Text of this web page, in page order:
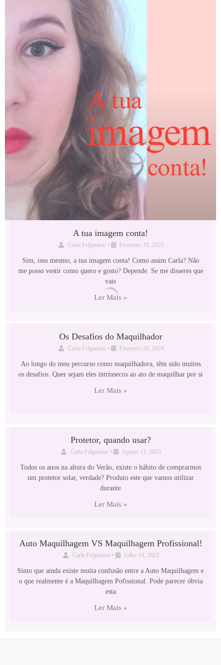
A tua imagem conta!
Carla Felgueiras • Fevereiro 18, 2025
Sim, isso mesmo, a tua imagem conta! Como assim Carla? Não
me posso vestir como quero e gosto? Depende. Se me disseres que
vais
Ler Mais »
Os Desafios do Maquilhador
Carla Felgueiras • Fevereiro 20, 2024
Ao longo do meu percurso como maquilhadora, têm sido muitos
os desafios. Quer sejam eles intrínsecos ao ato de maquilhar por si
Ler Mais »
Protetor, quando usar?
Carla Felgueiras • Agosto 11, 2023
Todos os anos na altura do Verão, existe o hábito de comprarmos
um protetor solar, verdade? Produto este que vamos utilizar
durante
Ler Mais »
Auto Maquilhagem VS Maquilhagem Profissional!
Carla Felgueiras • Julho 14, 2023
Sinto que ainda existe muita confusão entre a Auto Maquilhagem e
o que realmente é a Maquilhagem Pofissional. Pode parecer óbvia
esta
Ler Mais »